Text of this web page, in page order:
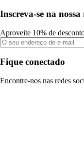
Inscreva-se na nossa
Aproveite 10% de
Fique conectado
Encontre-nos nas redes